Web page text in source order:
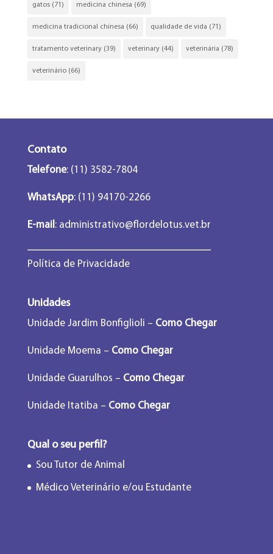
gatos(71) medicina chinesa (69)
medicina tradicional chinesa (66) qualidade de vida (71)
tratamento veterinary(39) veterinary(44) veterinária (78)
veterinário(66)
Contato
Telefone: (11) 3582-7804
WhatsApp: (11) 94170-2266
E-mail :administrativo@flordelotus.vet.br
Política de Privacidade
Unidades
Unidade Jardim Bonfiglioli – Como Chegar
Unidade Moema – Como Chegar
Unidade Guarulhos – Como Chegar
Unidade Itatiba – Como Chegar
Qual o seu perfil?
Sou Tutor de Animal
Médico Veterinário e/ou Estudante